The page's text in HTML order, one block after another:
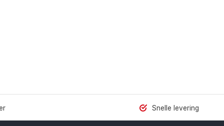
Snelle levering